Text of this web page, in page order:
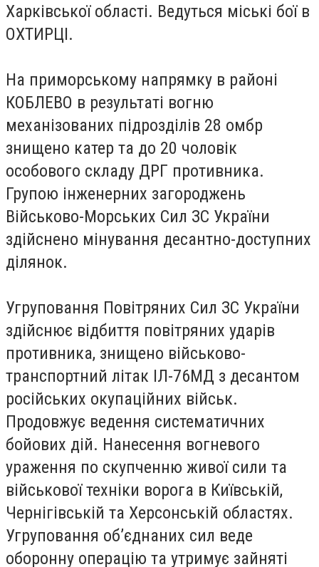
Харківської області. Ведуться міські бої в
ОХТИРЦІ.
На приморському напрямку в районі
КОБЛЕВО в результаті вогню
механізованих підрозділів 28 омбр
знищено катер та до 20 чоловік
особового складу ДРГ противника.
Групою інженерних загороджень
Військово-Морських Сил ЗС України
здійснено мінування десантно-доступних
ділянок.
Угруповання Повітряних Сил ЗС України
здійснює відбиття повітряних ударів
противника, знищено військово-
транспортний літак ІЛ-76МД з десантом
російських окупаційних військ.
Продовжує ведення систематичних
бойових дій. Нанесення вогневого
ураження по скупченню живої сили та
військової техніки ворога в Київській,
Чернігівській та Херсонській областях.
Угруповання об’єднаних сил веде
оборонну операцію та утримує зайняті